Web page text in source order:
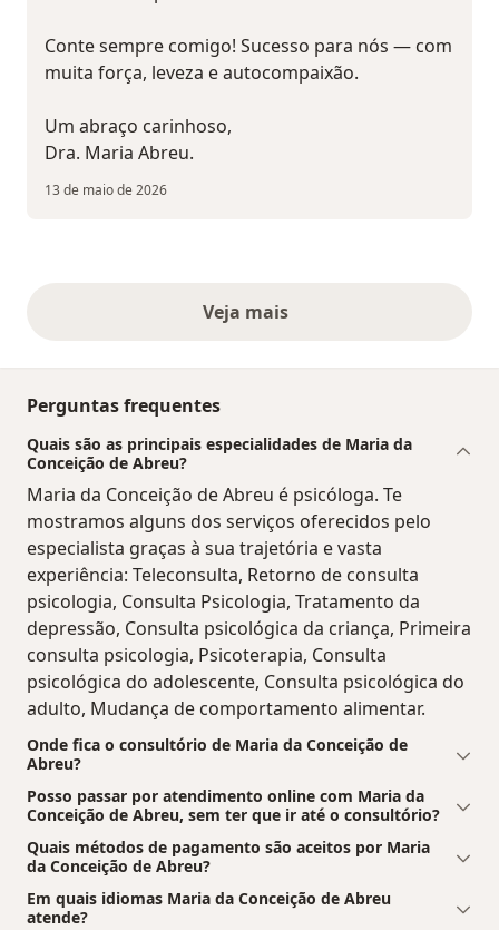
Conte sempre comigo! Sucesso para nós — com
muita força, leveza e autocompaixão.
Um abraço carinhoso,
Dra. Maria Abreu.
13 de maio de 2026
Veja maisopiniões acima
Perguntas frequentes
Quais são as principais especialidades de Maria da
Conceição de Abreu?
Maria da Conceição de Abreu é psicóloga. Te
mostramos alguns dos serviços oferecidos pelo
especialista graças à sua trajetória e vasta
experiência: Teleconsulta, Retorno de consulta
psicologia, Consulta Psicologia, Tratamento da
depressão, Consulta psicológica da criança, Primeira
consulta psicologia, Psicoterapia, Consulta
psicológica do adolescente, Consulta psicológica do
adulto, Mudança de comportamento alimentar.
Onde fica o consultório de Maria da Conceição de
Abreu?
Posso passar por atendimento online com Maria da
Conceição de Abreu, sem ter que ir até o consultório?
Quais métodos de pagamento são aceitos por Maria
da Conceição de Abreu?
Em quais idiomas Maria da Conceição de Abreu
atende?